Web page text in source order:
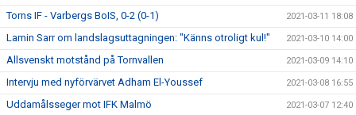
Torns IF - Varbergs BoIS, 0-2 (0-1) 2021-03-11 18:08
Lamin Sarr om landslagsuttagningen: "Känns otroligt kul!" 2021-03-10 14:00
Allsvenskt motstånd på Tornvallen 2021-03-09 14:10
Intervju med nyförvärvet Adham El-Youssef 2021-03-08 16:55
Uddamålsseger mot IFK Malmö 2021-03-07 12:40